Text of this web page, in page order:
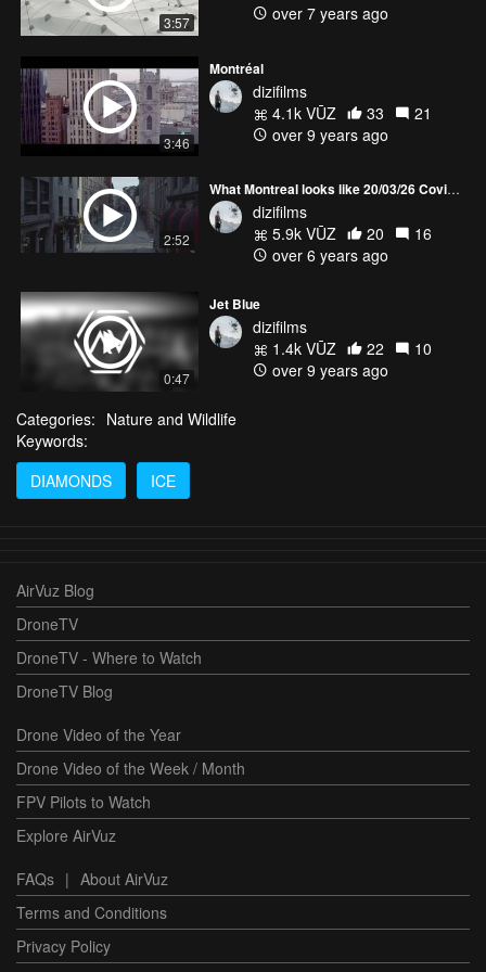
3:57
over 7 years ago
3:46
Montréal
dizifilms
4.1k VŪZ
33
21
over 9 years ago
2:52
What Montreal looks like 20/03/26 Covid-19
dizifilms
5.9k VŪZ
20
16
over 6 years ago
0:47
Jet Blue
dizifilms
1.4k VŪZ
22
10
over 9 years ago
Categories: Nature and Wildlife
Keywords:
DIAMONDS
ICE
AirVuz Blog
DroneTV
DroneTV - Where to Watch
DroneTV Blog
Drone Video of the Year
Drone Video of the Week / Month
FPV Pilots to Watch
Explore AirVuz
FAQs | About AirVuz
Terms and Conditions
Privacy Policy